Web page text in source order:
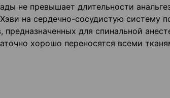
не превышает длительности
на сердечно-сосудистую систему
для спинальной
хорошо переносятся всеми